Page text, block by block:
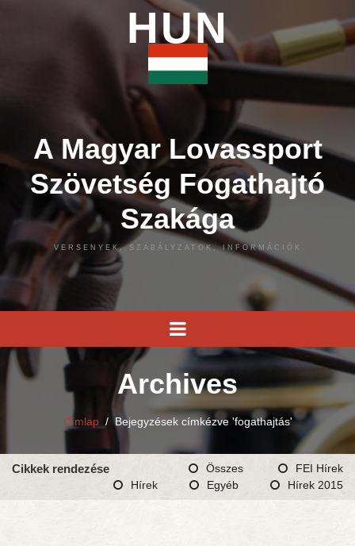
HUN
A Magyar Lovassport
Szövetség Fogathajtó
Szakága
VERSENYEK, SZABÁLYZATOK, INFORMÁCIÓK
Archives
Címlap/Bejegyzések címkézve 'fogathajtás'
Cikkek rendezése Összes
FEI Hírek
Hírek
Egyéb Hírek 2015